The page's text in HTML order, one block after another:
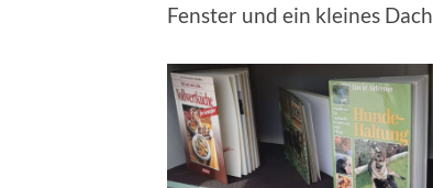
Fenster und ein kleines Dach.